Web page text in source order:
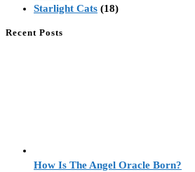
Starlight Cats (18)
Recent Posts
How Is The Angel Oracle Born?